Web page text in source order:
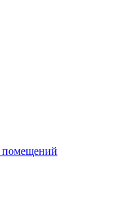
помещений